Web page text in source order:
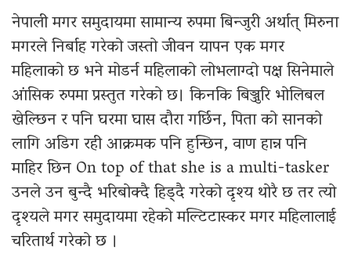
नेपाली मगर समुदायमा सामान्य रुपमा बिन्जुरी अर्थात् मिरुना
मगरले निर्बाह गरेको जस्तो जीवन यापन एक मगर
महिलाको छ भने मोडर्न महिलाको लोभलाग्दो पक्ष सिनेमाले
आंसिक रुपमा प्रस्तुत गरेको छ। किनकि बिञ्जुरि भोलिबल
खेल्छिन र पनि घरमा घास दौरा गर्छिन, पिता को सानको
लागि अडिग रही आक्रमक पनि हुन्छिन, वाण हान्न पनि
माहिर छिन On top of that she is a multi-tasker
उनले उन बुन्दै भरिबोक्दै हिड्दै गरेको दृश्य थोरै छ तर त्यो
दृश्यले मगर समुदायमा रहेको मल्टिटास्कर मगर महिलालाई
चरितार्थ गरेको छ ।